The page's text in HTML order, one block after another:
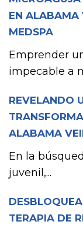
EN ALABAMA
MEDSPA
Emprender
impecable a
REVELANDO
ALABAMA
En la
juvenil,...
TERAPIA DE